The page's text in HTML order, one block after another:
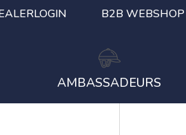
B2B WEBSHOP
AMBASSADEURS